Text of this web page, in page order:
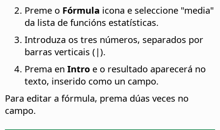
Preme o Fórmula icona e seleccione "media"
da lista de funcións estatísticas.
Introduza os tres números, separados por
barras verticais (|).
Prema en Intro e o resultado aparecerá no
texto, inserido como un campo.
Para editar a fórmula, prema dúas veces no
campo.